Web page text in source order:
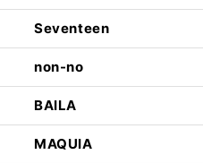
Seventeen
non-no
BAILA
MAQUIA